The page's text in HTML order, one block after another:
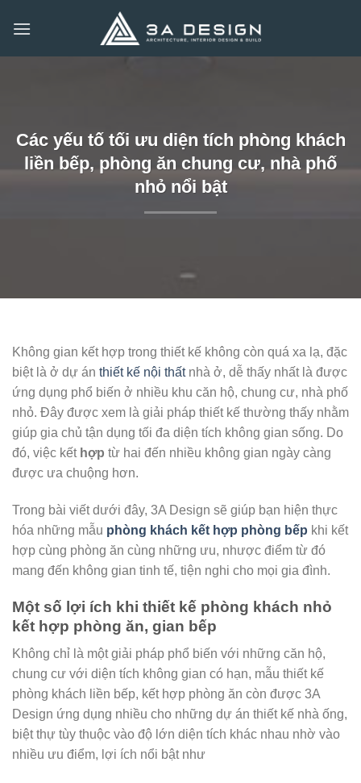
qua
Các yếu tố tối ưu diện tích phòng khách
liền bếp, phòng ăn chung cư, nhà phố
nhỏ nổi bật
Không gian kết hợp trong thiết kế không còn quá xa lạ, đặc
biệt là ở dự án thiết kế nội thấtnhà ở, dễ thấy nhất là được
ứng dụng phổ biến ở nhiều khu căn hộ, chung cư, nhà phố
nhỏ. Đây được xem là giải pháp thiết kế thường thấy nhằm
giúp gia chủ tận dụng tối đa diện tích không gian sống. Do
đó, việc kếthợp từ hai đến nhiều không gian ngày càng
được ưa chuộng hơn.
Trong bài viết dưới đây, 3A Design sẽ giúp bạn hiện thực
hóa những mẫu phòng khách kết hợp phòng bếp khi kết
hợp cùng phòng ăn cùng những ưu, nhược điểm từ đó
mang đến không gian tinh tế, tiện nghi cho mọi gia đình.
Một số lợi ích khi thiết kế phòng khách nhỏ
kết hợp phòng ăn, gian bếp
Không chỉ là một giải pháp phổ biến với những căn hộ,
chung cư với diện tích không gian có hạn, mẫu thiết kế
phòng khách liền bếp, kết hợp phòng ăn còn được 3A
Design ứng dụng nhiều cho những dự án thiết kế nhà ống,
biệt thự tùy thuộc vào độ lớn diện tích khác nhau nhờ vào
nhiều ưu điểm, lợi ích nổi bật như